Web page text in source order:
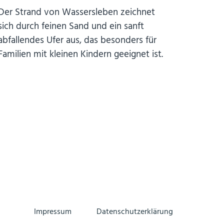
Strand von Wassersleben zeichnet
durch feinen Sand und ein sanft
Ufer aus, das besonders für
mit kleinen Kindern geeignet ist.
Impressum Datenschutzerklärung